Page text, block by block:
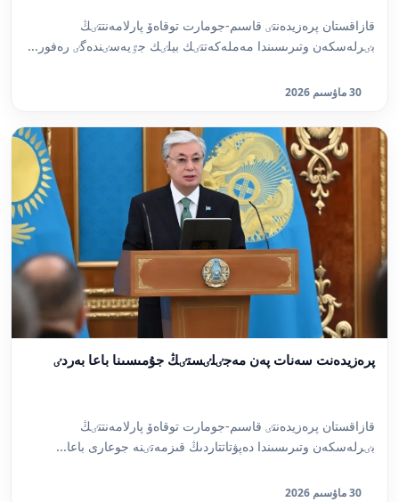
قازاقستان پرەزيدەنتٸ قاسىم-جومارت توقاەۆ پارلامەنتتٸڭ
بٸرلەسكەن وتىرىسىندا مەملەكەتتٸك بيلٸك جٷيەسٸندەگٸ رەفور...
30 ماۋسىم 2026
پرەزيدەنت سەنات پەن مەجٸلٸستٸڭ جۇمىسىنا باعا بەردٸ
قازاقستان پرەزيدەنتٸ قاسىم-جومارت توقاەۆ پارلامەنتتٸڭ
بٸرلەسكەن وتىرىسىندا دەپۋتاتتاردىڭ قىزمەتٸنە جوعارى باعا...
30 ماۋسىم 2026